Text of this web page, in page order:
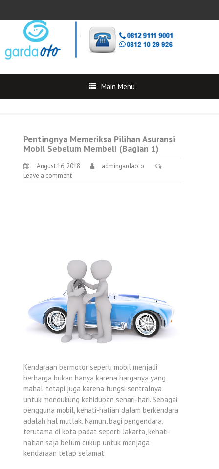
Main Menu
Pentingnya Memeriksa Pilihan Asuransi
Mobil Sebelum Membeli (Bagian 1)
August 16, 2018
admingardaoto
Leave a comment
Kendaraan bermotor seperti mobil menjadi
berharga bukan hanya karena harganya yang
mahal, tetapi juga karena fungsi sentralnya
untuk mendukung kehidupan sehari-hari. Sebagai
pengguna mobil, kehati-hatian dalam berkendara
adalah hal mutlak. Namun, bagi pengendara,
terutama di kota padat seperti Jakarta, kehati-
hatian saja belum cukup untuk menjaga
kendaraan tetap selamat.